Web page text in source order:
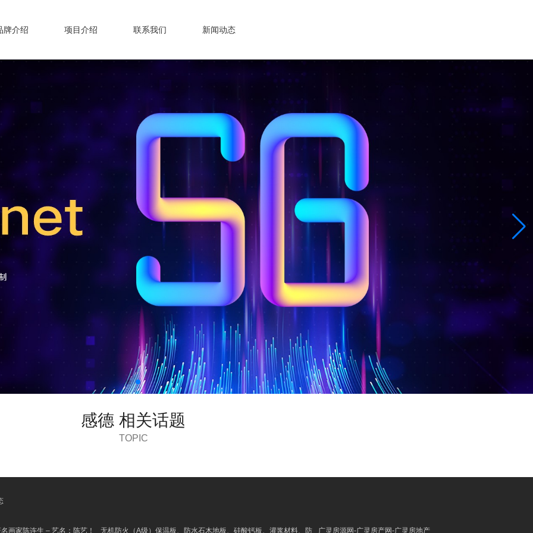
牌介绍 项目介绍 联系我们 新闻动态
感德 相关话题
TOPIC
画家陈连生 – 艺名：陈艺！ 无机防火（A级）保温板、防水石木地板、硅酸钙板、灌浆材料、防 广灵房源网-广灵房产网-广灵房地产